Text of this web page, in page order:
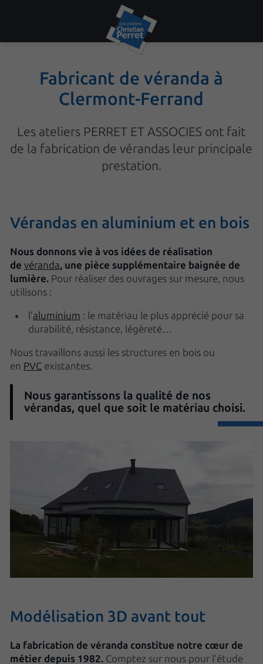
Fabricant de véranda à
Clermont-Ferrand
Les ateliers PERRET ET ASSOCIES ont fait
de la fabrication de vérandas leur principale
prestation.
Vérandas en aluminium et en bois
Nous donnons vie à vos idées de réalisation
de véranda, une pièce supplémentaire baignée de
lumière. Pour réaliser des ouvrages sur mesure, nous
utilisons :
l’aluminium : le matériau le plus apprécié pour sa
durabilité, résistance, légèreté…
Nous travaillons aussi les structures en bois ou
en PVC existantes.
Nous garantissons la qualité de nos
vérandas, quel que soit le matériau choisi.
Modélisation 3D avant tout
La fabrication de véranda constitue notre cœur de
métier depuis 1982. Comptez sur nous pour l’étude